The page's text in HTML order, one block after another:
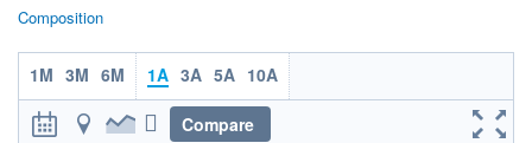
TARIFS PRIVILÉGIÉS 0%
ÉLIGIBILITÉ
PEA PEA-PME BOURSOVIE LUX
Composition
1M 3M 6M 1A 3A 5A 10A
Compare